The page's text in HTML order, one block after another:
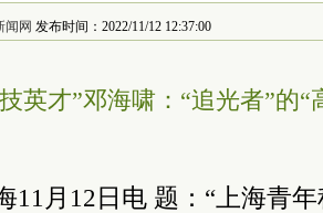
闻网 发布时间：2022/11/12 12:37:00
英才”邓海啸：“追光者”的“
11月12日电 题：“上海青